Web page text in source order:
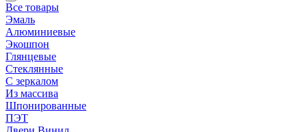
Все товары
Эмаль
Алюминиевые
Экошпон
Глянцевые
Стеклянные
С зеркалом
Из массива
Шпонированные
ПЭТ